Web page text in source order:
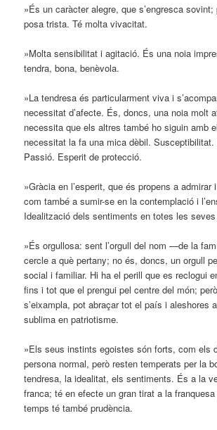
»És un caràcter alegre, que s’engresca
posa trista. Té molta vivacitat.
»Molta sensibilitat i agitació. És una noia
tendra, bona, benèvola.
»La tendresa és particularment viva i
necessitat d’afecte. És, doncs, una noia molt
necessita que els altres també ho siguin amb
necessitat la fa una mica dèbil. Susceptibilitat.
Passió. Esperit de protecció.
»Gràcia en l’esperit, que és propens a admirar
com també a sumir-se en la contemplació i
Idealització dels sentiments en totes les
»És orgullosa: sent l’orgull del nom —de la
cercle a què pertany; no és, doncs, un orgull
social i familiar. Hi ha el perill que es reclogui
fins i tot que el prengui pel centre del món;
s’eixampla, pot abraçar tot el país i aleshores
sublima en patriotisme.
»Els seus instints egoistes són forts, com els
persona normal, però resten temperats per la
tendresa, la idealitat, els sentiments. És a la
franca; té en efecte un gran tirat a la
temps té també prudència.